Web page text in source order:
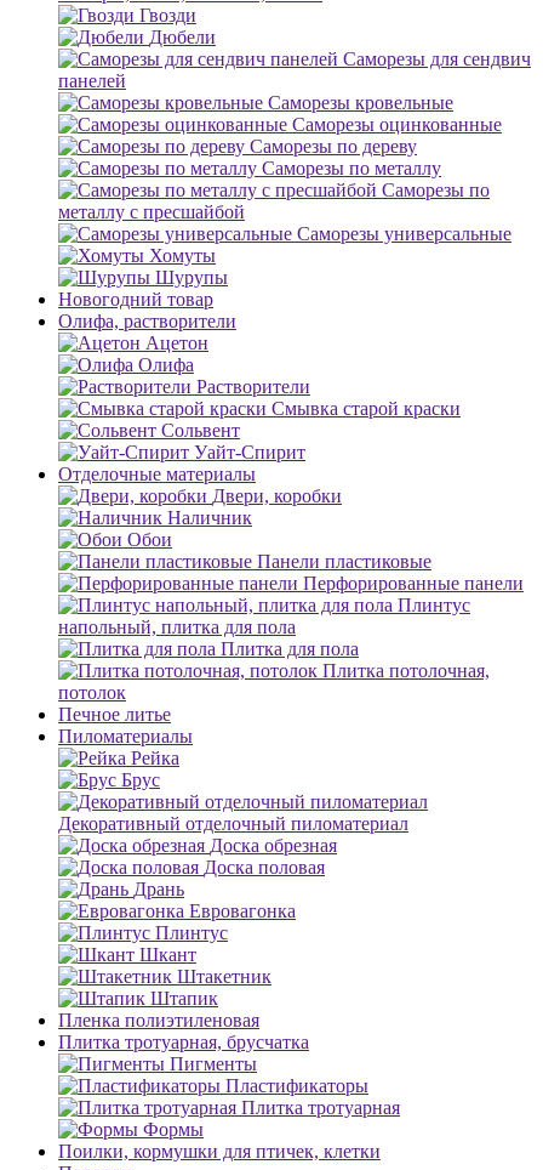
Гвозди
Дюбели
Саморезы для сендвич
панелей
Саморезы кровельные
Саморезы оцинкованные
Саморезы по дереву
Саморезы по металлу
Саморезы по
металлу с пресшайбой
Саморезы универсальные
Хомуты
Шурупы
Новогодний товар
Олифа, растворители
Ацетон
Олифа
Растворители
Смывка старой краски
Сольвент
Уайт-Спирит
Отделочные материалы
Двери, коробки
Наличник
Обои
Панели пластиковые
Перфорированные панели
Плинтус
напольный, плитка для пола
Плитка для пола
Плитка потолочная,
потолок
Печное литье
Пиломатериалы
Рейка
Брус
Декоративный отделочный пиломатериал
Доска обрезная
Доска половая
Дрань
Евровагонка
Плинтус
Шкант
Штакетник
Штапик
Пленка полиэтиленовая
Плитка тротуарная, брусчатка
Пигменты
Пластификаторы
Плитка тротуарная
Формы
Поилки, кормушки для птичек, клетки